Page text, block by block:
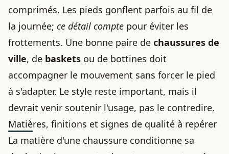
comprimés. Les pieds gonflent parfois au fil de
la journée; ce détail compte pour éviter les
frottements. Une bonne paire de chaussures de
ville, de baskets ou de bottines doit
accompagner le mouvement sans forcer le pied
à s'adapter. Le style reste important, mais il
devrait venir soutenir l'usage, pas le contredire.
Matières, finitions et signes de qualité à repérer
La matière d'une chaussure conditionne sa